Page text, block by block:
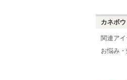
カネボ
関連アイ
お悩み